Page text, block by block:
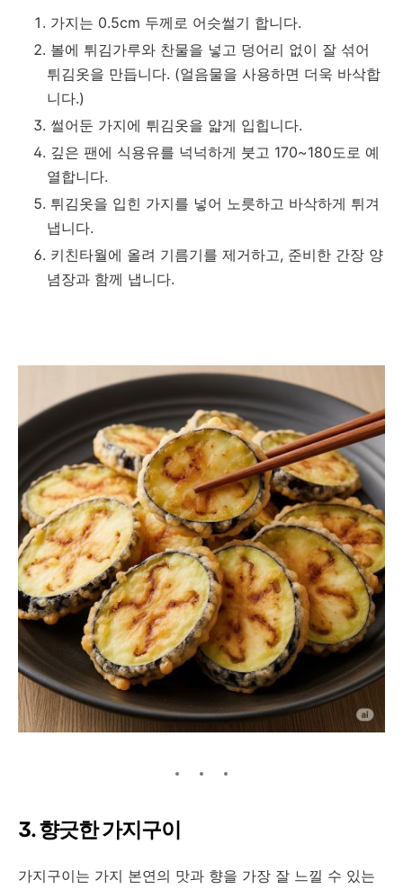
가지는 0.5cm 두께로 어슷썰기 합니다.
볼에 튀김가루와 찬물을 넣고 덩어리 없이 잘 섞어
튀김옷을 만듭니다. (얼음물을 사용하면 더욱 바삭합
니다.)
썰어둔 가지에 튀김옷을 얇게 입힙니다.
깊은 팬에 식용유를 넉넉하게 붓고 170~180도로 예
열합니다.
튀김옷을 입힌 가지를 넣어 노릇하고 바삭하게 튀겨
냅니다.
키친타월에 올려 기름기를 제거하고, 준비한 간장 양
념장과 함께 냅니다.
3. 향긋한 가지구이
가지구이는 가지 본연의 맛과 향을 가장 잘 느낄 수 있는